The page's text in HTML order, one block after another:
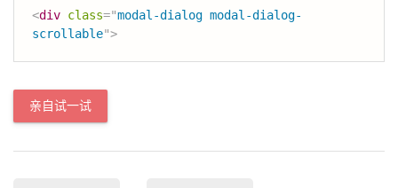
<div class="modal-dialog modal-dialog-
scrollable">
亲自试一试